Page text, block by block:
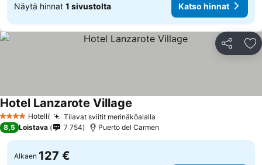
Näytä hinnat 1 sivustolta Katso hinnat
Jaa
4 Tähtiluokitus
Hotelli Tilavat sviitit merinäköalalla
Hotel Lanzarote Village
8,5 Loistava 7 754 Puerto del Carmen
Alkaen 127 €